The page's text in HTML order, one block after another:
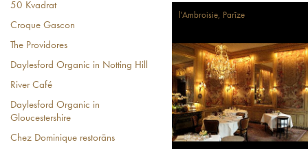
50 Kvadrat
Croque Gascon
The Providores
Daylesford Organic in Notting Hill
River Café
Daylesford Organic in
Gloucestershire
Chez Dominique restorāns
l'Ambroisie, Parīze